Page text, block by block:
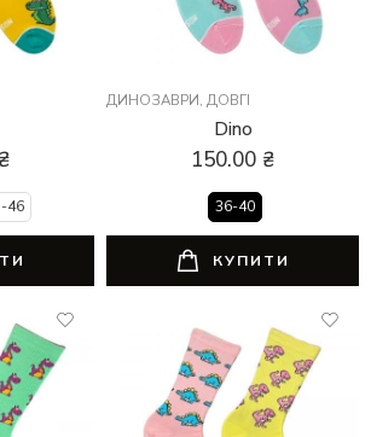
₴
46
ДИНОЗАВРИ, ДОВГІ
Dino
150.00 ₴
36-40
КУПИТИ